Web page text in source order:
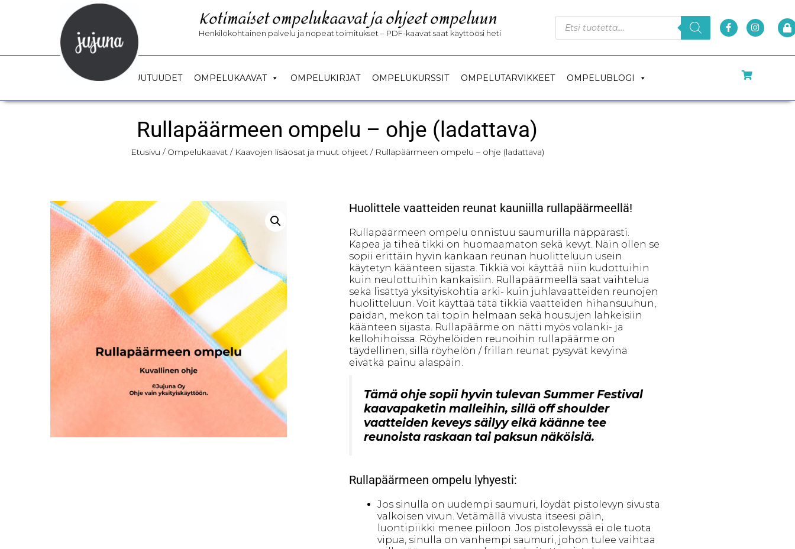
Kotimaiset ompelukaavat ja ohjeet ompeluun
Henkilökohtainen palvelu ja nopeat toimitukset – PDF-kaavat saat käyttöösi heti
UUTUUDET OMPELUKAAVAT OMPELUKIRJAT OMPELUKURSSIT OMPELUTARVIKKEET OMPELUBLOGI
Rullapäärmeen ompelu – ohje (ladattava)
Etusivu / Ompelukaavat/ Kaavojen lisäosat ja muut ohjeet/ Rullapäärmeen ompelu – ohje (ladattava)
Huolittele vaatteiden reunat kauniilla rullapäärmeellä!
Rullapäärmeen ompelu onnistuu saumurilla näppärästi.
Kapea ja tiheä tikki on huomaamaton sekä kevyt. Näin ollen se
sopii erittäin hyvin kankaan reunan huolitteluun usein
käytetyn käänteen sijasta. Tikkiä voi käyttää niin kudottuihin
kuin neulottuihin kankaisiin. Rullapäärmeellä saat vaihtelua
sekä lisättyä yksityiskohtia arki- kuin juhlavaatteiden reunojen
huolitteluun. Voit käyttää tätä tikkiä vaatteiden hihansuuhun,
paidan, mekon tai topin helmaan sekä housujen lahkeisiin
käänteen sijasta. Rullapäärme on nätti myös volanki- ja
kellohihoissa. Röyhelöiden reunoihin rullapäärme on
täydellinen, sillä röyhelön / frillan reunat pysyvät kevyinä
eivätkä painu alaspäin.
Tämä ohje sopii hyvin tulevan Summer Festival
kaavapaketin malleihin, sillä off shoulder
vaatteiden keveys säilyy eikä käänne tee
reunoista raskaan tai paksun näköisiä.
Rullapäärmeen ompelu lyhyesti:
Jos sinulla on uudempi saumuri, löydät pistolevyn sivusta
valkoisen vivun. Vetämällä vivusta itseesi päin,
luontipiikki menee piiloon. Jos pistolevyssä ei ole tuota
vipua, sinulla on vanhempi saumuri, johon tulee vaihtaa